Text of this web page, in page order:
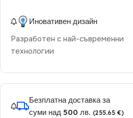
Иновативен дизайн
Разработен с най-съвременни
технологии
Безплатна доставка за
суми над 500 лв. (255.65 €)